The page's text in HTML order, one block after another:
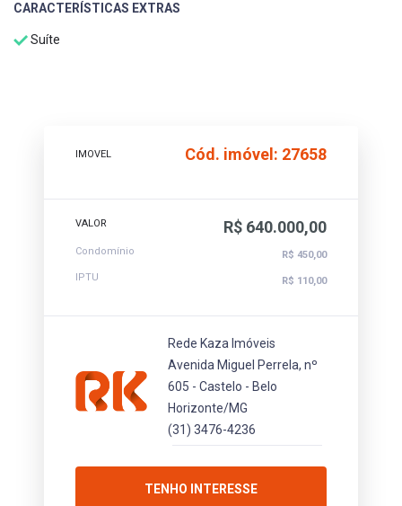
CARACTERÍSTICAS EXTRAS
Suíte
IMOVEL Cód. imóvel: 27658
VALOR R$ 640.000,00
Condomínio
R$ 450,00
IPTU
R$ 110,00
Rede Kaza Imóveis
Avenida Miguel Perrela, nº
605 - Castelo - Belo
Horizonte/MG
(31) 3476-4236
TENHO INTERESSE